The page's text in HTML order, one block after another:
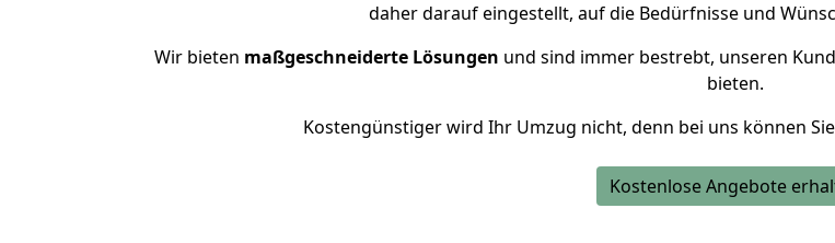
daher darauf eingestellt, auf die Bedürfnisse und
Wir bieten maßgeschneiderte Lösungen und sind immer bestrebt, unseren
bieten.
Kostengünstiger wird Ihr Umzug nicht, denn bei uns können
Kostenlose Angebote